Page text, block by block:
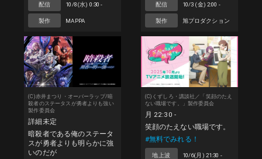
配信 10/8(水) 0:30 -
製作 MAPPA
配信 10/3 (金) 2:00 -
製作 旭プロダクション
(C)赤井まつり・オーバーラップ/暗
殺者のステータスが勇者よりも強い
製作委員会
詳細未定
暗殺者である俺のステータ
スが勇者よりも明らかに強
いのだが
(C)くずしろ・講談社／「笑顔のたえ
ない職場です。」製作委員会
月 22:30 -
笑顔のたえない職場です。
#無料でみれる！
地上波 10/6(月) 21:30 -